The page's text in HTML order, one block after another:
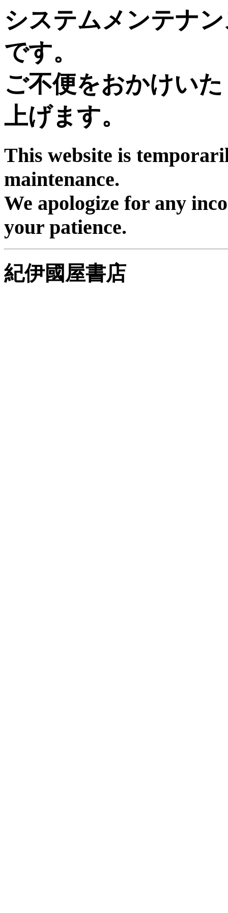
システムメンテナ
です。
ご不便をおかけい
上げます。
This website is
maintenance.
We apologize for any
your patience.
紀伊國屋書店